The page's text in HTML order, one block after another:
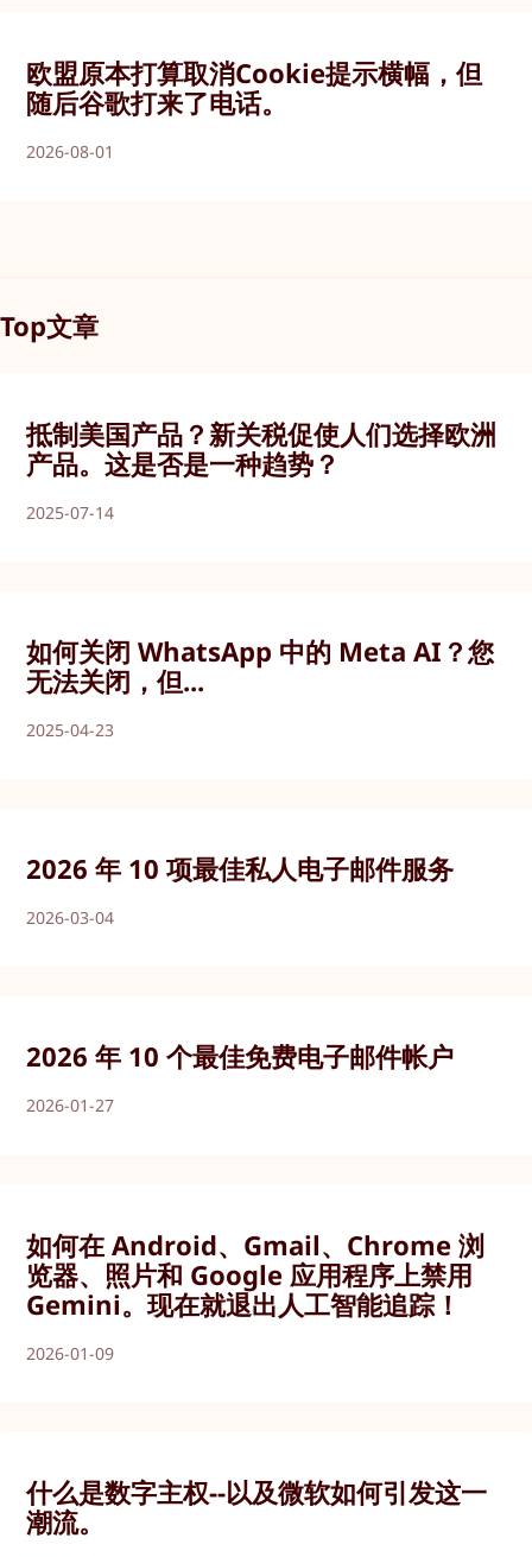
欧盟原本打算取消Cookie提示横幅，但
随后谷歌打来了电话。
2026-08-01
Top文章
抵制美国产品？新关税促使人们选择欧洲
产品。这是否是一种趋势？
2025-07-14
如何关闭 WhatsApp 中的 Meta AI？您
无法关闭，但...
2025-04-23
2026 年 10 项最佳私人电子邮件服务
2026-03-04
2026 年 10 个最佳免费电子邮件帐户
2026-01-27
如何在 Android、Gmail、Chrome 浏
览器、照片和 Google 应用程序上禁用
Gemini。现在就退出人工智能追踪！
2026-01-09
什么是数字主权--以及微软如何引发这一
潮流。